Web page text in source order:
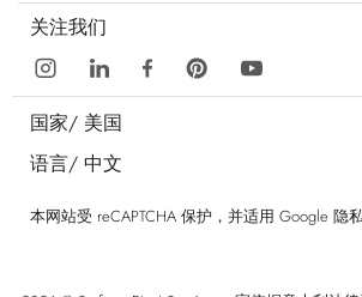
关注我们
国家/ 美国
语言/ 中文
本网站受 reCAPTCHA 保护，并适用 Google 隐